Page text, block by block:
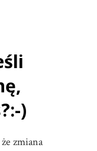
)
zmiana